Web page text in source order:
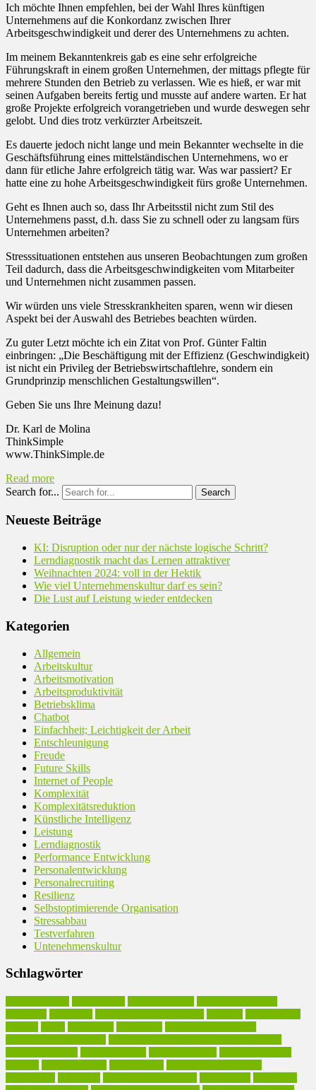
Ich möchte Ihnen empfehlen, bei der Wahl Ihres künftigen
Unternehmens auf die Konkordanz zwischen Ihrer
Arbeitsgeschwindigkeit und derer des Unternehmens zu achten.
Im meinem Bekanntenkreis gab es eine sehr erfolgreiche
Führungskraft in einem großen Unternehmen, der mittags pflegte für
mehrere Stunden den Betrieb zu verlassen. Wie es hieß, er war mit
seinen Aufgaben bereits fertig und musste auf andere warten. Er hat
große Projekte erfolgreich vorangetrieben und wurde deswegen sehr
gelobt. Und dies trotz verkürzter Arbeitszeit.
Es dauerte jedoch nicht lange und mein Bekannter wechselte in die
Geschäftsführung eines mittelständischen Unternehmens, wo er
dann für etliche Jahre erfolgreich tätig war. Was war passiert? Er
hatte eine zu hohe Arbeitsgeschwindigkeit fürs große Unternehmen.
Geht es Ihnen auch so, dass Ihr Arbeitsstil nicht zum Stil des
Unternehmens passt, d.h. dass Sie zu schnell oder zu langsam fürs
Unternehmen arbeiten?
Stresssituationen entstehen aus unseren Beobachtungen zum großen
Teil dadurch, dass die Arbeitsgeschwindigkeiten vom Mitarbeiter
und Unternehmen nicht zusammen passen.
Wir würden uns viele Stresskrankheiten sparen, wenn wir diesen
Aspekt bei der Auswahl des Betriebes beachten würden.
Zu guter Letzt möchte ich ein Zitat von Prof. Günter Faltin
einbringen: „Die Beschäftigung mit der Effizienz (Geschwindigkeit)
ist nicht ein Privileg der Betriebswirtschaftlehre, sondern ein
Grundprinzip menschlichen Gestaltungswillen“.
Geben Sie uns Ihre Meinung dazu!
Dr. Karl de Molina
ThinkSimple
www.ThinkSimple.de
Read more
Search for...
Neueste Beiträge
KI: Disruption oder nur der nächste logische Schritt?
Lerndiagnostik macht das Lernen attraktiver
Weihnachten 2024: voll in der Hektik
Wie viel Unternehmenskultur darf es sein?
Die Lust auf Leistung wieder entdecken
Kategorien
Allgemein
Arbeitskultur
Arbeitsmotivation
Arbeitsproduktivität
Betriebsklima
Chatbot
Einfachheit; Leichtigkeit der Arbeit
Entschleunigung
Freude
Future Skills
Internet of People
Komplexität
Komplexitätsreduktion
Künstliche Intelligenz
Leistung
Lerndiagnostik
Performance Entwicklung
Personalentwicklung
Personalrecruiting
Resilienz
Selbstoptimierende Organisation
Stressabbau
Testverfahren
Untenehmenskultur
Schlagwörter